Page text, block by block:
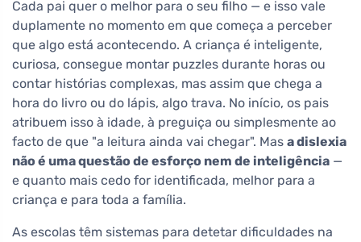
Cada pai quer o melhor para o seu filho — e isso vale
duplamente no momento em que começa a perceber
que algo está acontecendo. A criança é inteligente,
curiosa, consegue montar puzzles durante horas ou
contar histórias complexas, mas assim que chega a
hora do livro ou do lápis, algo trava. No início, os pais
atribuem isso à idade, à preguiça ou simplesmente ao
facto de que "a leitura ainda vai chegar". Mas a dislexia
não é uma questão de esforço nem de inteligência —
e quanto mais cedo for identificada, melhor para a
criança e para toda a família.
As escolas têm sistemas para detetar dificuldades na